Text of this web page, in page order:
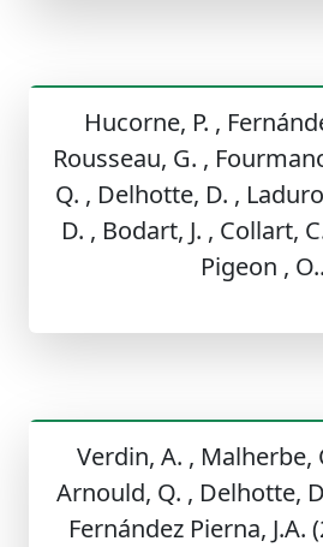
Hucorne, P. ,
Rousseau, G. ,
Q. , Delhotte, D. ,
D. , Bodart, J. , Collart,
Pigeon ,
Verdin, A. , Malherbe,
Arnould, Q. , Delhotte,
Fernández Pierna, J.A.